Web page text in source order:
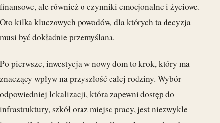
finansowe, ale również o czynniki emocjonalne i życiowe.
Oto kilka kluczowych powodów, dla których ta decyzja
musi być dokładnie przemyślana.
Po pierwsze, inwestycja w nowy dom to krok, który ma
znaczący wpływ na przyszłość całej rodziny. Wybór
odpowiedniej lokalizacji, która zapewni dostęp do
infrastruktury, szkół oraz miejsc pracy, jest niezwykle